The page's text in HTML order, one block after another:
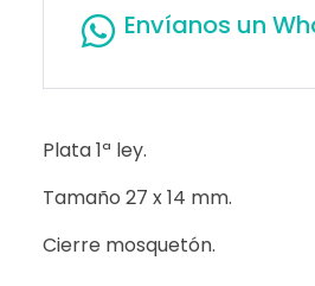
Envíanos un
Plata 1ª ley.
Tamaño 27 x 14 mm.
Cierre mosquetón.